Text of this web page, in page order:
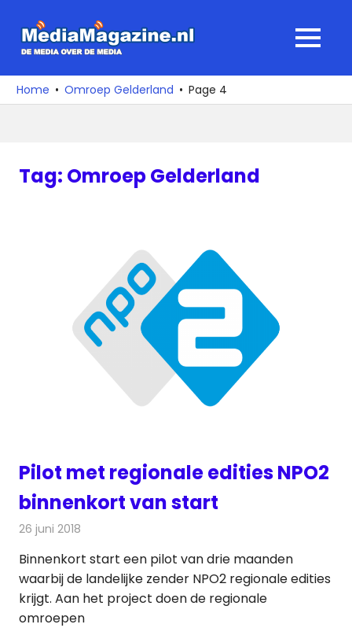
naar
media
over
MENU
Home Omroep Gelderland Page 4
Tag: Omroep Gelderland
Pilot met regionale edities NPO2
binnenkort van start
26 juni 2018
Binnenkort start een pilot van drie maanden
waarbij de landelijke zender NPO2 regionale edities
krijgt. Aan het project doen de regionale
omroepen